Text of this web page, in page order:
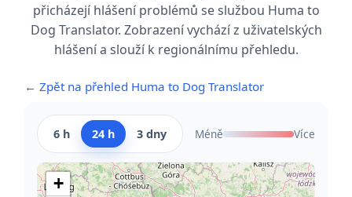
přicházejí hlášení problémů se službou Huma to
Dog Translator. Zobrazení vychází z uživatelských
hlášení a slouží k regionálnímu přehledu.
← Zpět na přehled Huma to Dog Translator
6 h 24 h 3 dny Méně Více
+